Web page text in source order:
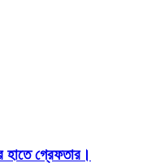
হাতে গ্রেফতার।